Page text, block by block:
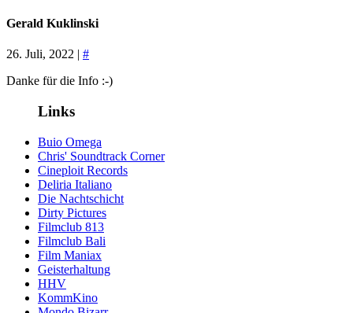
Gerald Kuklinski
26. Juli, 2022 | #
Danke für die Info :-)
Links
Buio Omega
Chris' Soundtrack Corner
Cineploit Records
Deliria Italiano
Die Nachtschicht
Dirty Pictures
Filmclub 813
Filmclub Bali
Film Maniax
Geisterhaltung
HHV
KommKino